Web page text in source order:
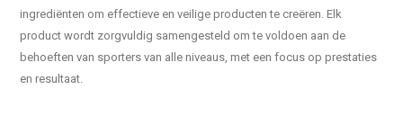
ingrediënten om effectieve en veilige producten te creëren. Elk
product wordt zorgvuldig samengesteld om te voldoen aan de
behoeften van sporters van alle niveaus, met een focus op prestaties
en resultaat.